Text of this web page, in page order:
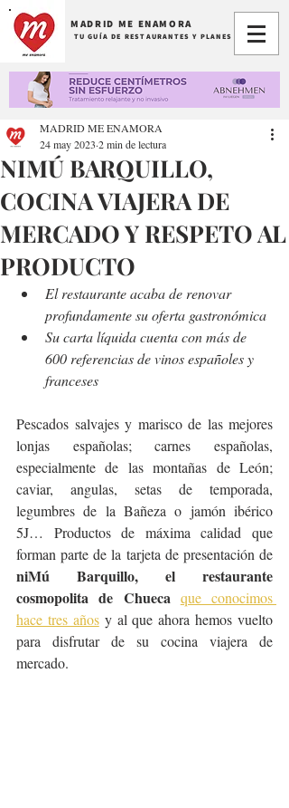
MADRID ME ENAMORA
TU GUÍA DE RESTAURANTES Y PLANES
NIMÚ BARQUILLO,
COCINA VIAJERA DE
MERCADO Y RESPETO AL
PRODUCTO
MADRID ME ENAMORA
24 may 2023 2 min de lectura
El restaurante acaba de renovar
profundamente su oferta gastronómica
Su carta líquida cuenta con más de
600 referencias de vinos españoles y
franceses
Pescados salvajes y marisco de las mejores
lonjas españolas; carnes españolas,
especialmente de las montañas de León;
caviar, angulas, setas de temporada,
legumbres de la Bañeza o jamón ibérico
5J… Productos de máxima calidad que
niMú Barquillo, el restaurante
cosmopolita de Chueca que conocimos
hace tres años y al que ahora hemos vuelto
para disfrutar de su cocina viajera de
mercado.